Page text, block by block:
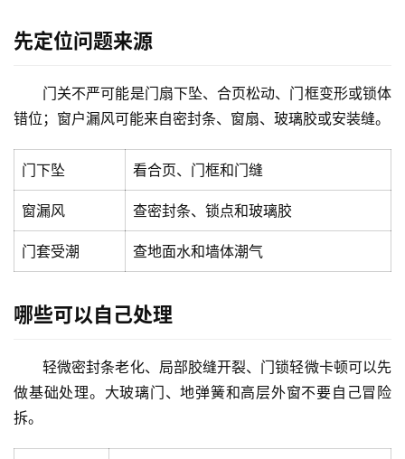
门
间
门
院
大
门
铸
门
套
安
先定位问题来源
门关不严可能是门扇下坠、合页松动、门框变形或锁体
错位；窗户漏风可能来自密封条、窗扇、玻璃胶或安装缝。
门下坠 看合页、门框和门缝
窗漏风 查密封条、锁点和玻璃胶
门套受潮 查地面水和墙体潮气
哪些可以自己处理
轻微密封条老化、局部胶缝开裂、门锁轻微卡顿可以先
做基础处理。大玻璃门、地弹簧和高层外窗不要自己冒险
拆。